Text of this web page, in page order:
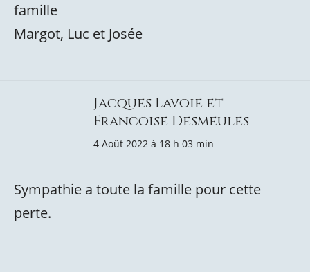
famille
Margot, Luc et Josée
Jacques Lavoie et
Francoise Desmeules
4 Août 2022 à 18 h 03 min
Sympathie a toute la famille pour cette
perte.